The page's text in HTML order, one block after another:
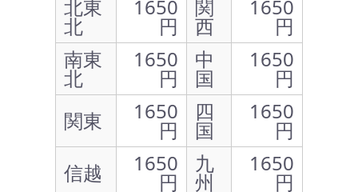
北東
北
1650
円
関
西
1650
円
南東
北
1650
円
中
国
1650
円
関東
1650
円
四
国
1650
円
信越
1650
円
九
州
1650
円